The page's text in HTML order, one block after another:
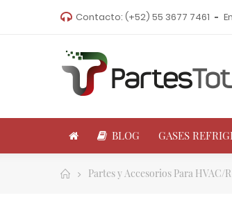
Contacto: (+52) 55 3677 7461
BLOG GASES
Partes y Accesorios Para HVAC/R